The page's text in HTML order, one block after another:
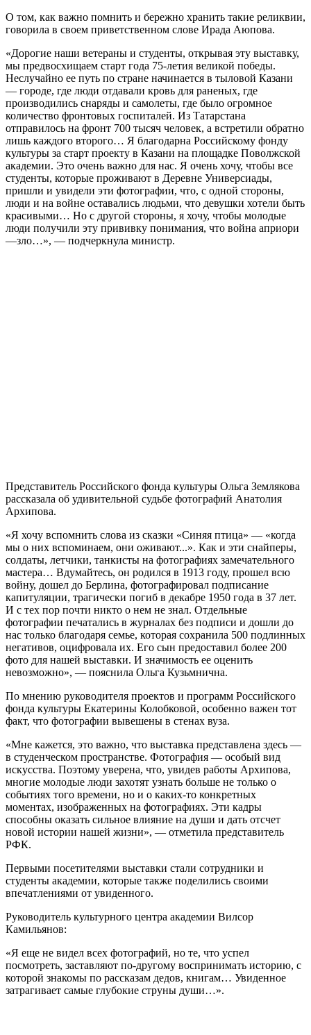
О том, как важно помнить и бережно хранить такие реликвии,
говорила в своем приветственном слове Ирада Аюпова.
«Дорогие наши ветераны и студенты, открывая эту выставку,
мы предвосхищаем старт года 75-летия великой победы.
Неслучайно ее путь по стране начинается в тыловой Казани
— городе, где люди отдавали кровь для раненых, где
производились снаряды и самолеты, где было огромное
количество фронтовых госпиталей. Из Татарстана
отправилось на фронт 700 тысяч человек, а встретили обратно
лишь каждого второго… Я благодарна Российскому фонду
культуры за старт проекту в Казани на площадке Поволжской
академии. Это очень важно для нас. Я очень хочу, чтобы все
студенты, которые проживают в Деревне Универсиады,
пришли и увидели эти фотографии, что, с одной стороны,
люди и на войне оставались людьми, что девушки хотели быть
красивыми… Но с другой стороны, я хочу, чтобы молодые
люди получили эту прививку понимания, что война априори
—зло…», — подчеркнула министр.
Представитель Российского фонда культуры Ольга Землякова
рассказала об удивительной судьбе фотографий Анатолия
Архипова.
«Я хочу вспомнить слова из сказки «Синяя птица» — «когда
мы о них вспоминаем, они оживают...». Как и эти снайперы,
солдаты, летчики, танкисты на фотографиях замечательного
мастера… Вдумайтесь, он родился в 1913 году, прошел всю
войну, дошел до Берлина, фотографировал подписание
капитуляции, трагически погиб в декабре 1950 года в 37 лет.
И с тех пор почти никто о нем не знал. Отдельные
фотографии печатались в журналах без подписи и дошли до
нас только благодаря семье, которая сохранила 500 подлинных
негативов, оцифровала их. Его сын предоставил более 200
фото для нашей выставки. И значимость ее оценить
невозможно», — пояснила Ольга Кузьмнична.
По мнению руководителя проектов и программ Российского
фонда культуры Екатерины Колобковой, особенно важен тот
факт, что фотографии вывешены в стенах вуза.
«Мне кажется, это важно, что выставка представлена здесь —
в студенческом пространстве. Фотография — особый вид
искусства. Поэтому уверена, что, увидев работы Архипова,
многие молодые люди захотят узнать больше не только о
событиях того времени, но и о каких-то конкретных
моментах, изображенных на фотографиях. Эти кадры
способны оказать сильное влияние на души и дать отсчет
новой истории нашей жизни», — отметила представитель
РФК.
Первыми посетителями выставки стали сотрудники и
студенты академии, которые также поделились своими
впечатлениями от увиденного.
Руководитель культурного центра академии Вилсор
Камильянов:
«Я еще не видел всех фотографий, но те, что успел
посмотреть, заставляют по-другому воспринимать историю, с
которой знакомы по рассказам дедов, книгам… Увиденное
затрагивает самые глубокие струны души…».